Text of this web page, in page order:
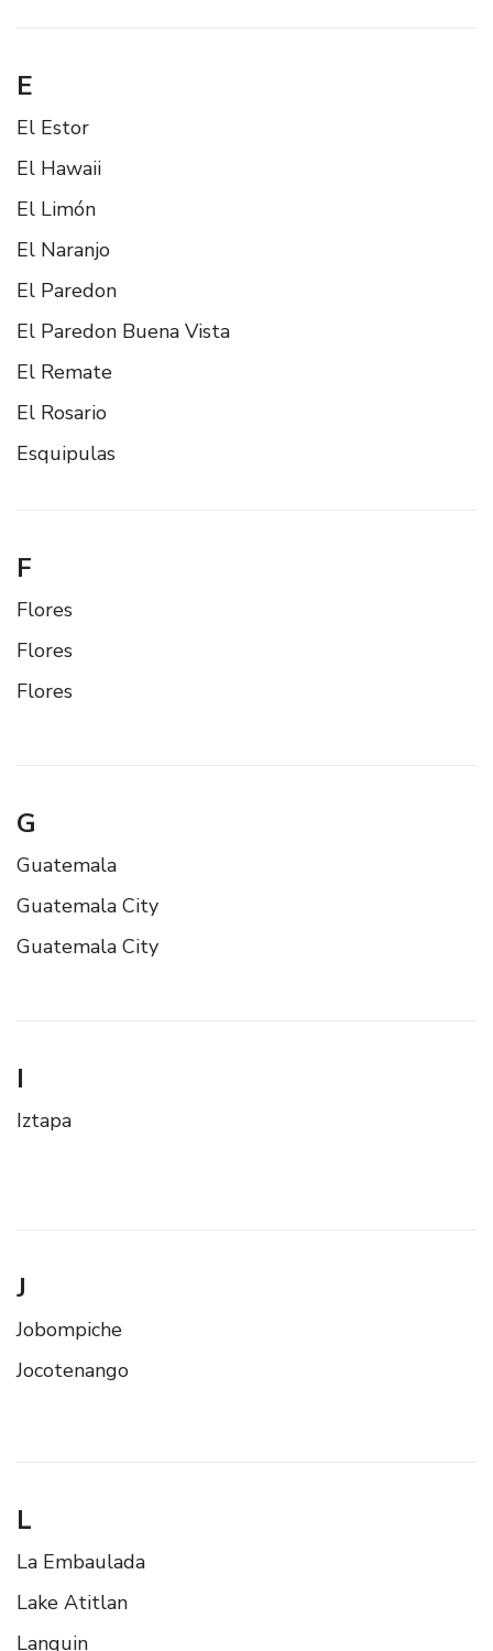
E
El Estor
El Hawaii
El Limón
El Naranjo
El Paredon
El Paredon Buena Vista
El Remate
El Rosario
Esquipulas
F
Flores
Flores
Flores
G
Guatemala
Guatemala City
Guatemala City
I
Iztapa
J
Jobompiche
Jocotenango
L
La Embaulada
Lake Atitlan
Lanquin